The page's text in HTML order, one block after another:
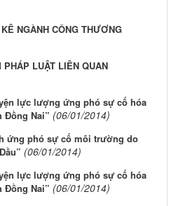
NGÀNH CÔNG THƯƠNG
PHÁP LUẬT LIÊN QUAN
lực lượng ứng phó sự cố hóa
Đồng Nai” (06/01/2014)
ứng phó sự cố môi trường do
(06/01/2014)
lực lượng ứng phó sự cố hóa
Đồng Nai” (06/01/2014)